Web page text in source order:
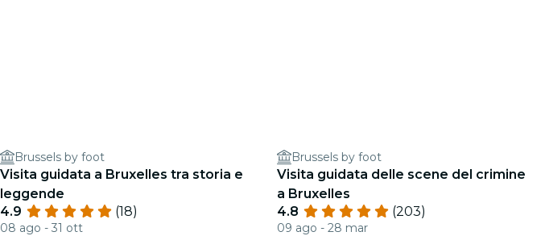
Brussels by foot
Visita guidata a Bruxelles tra storia e
leggende
4.9
(18)
08 ago - 31 ott
Brussels by foot
Visita guidata delle scene del crimine
a Bruxelles
4.8
(203)
09 ago - 28 mar